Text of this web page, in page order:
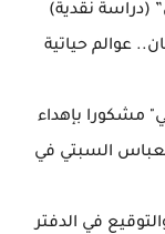
(دراسة نقدية)
عوالم حياتية
مشكورا بإهداء
السبتي في
في الدفتر